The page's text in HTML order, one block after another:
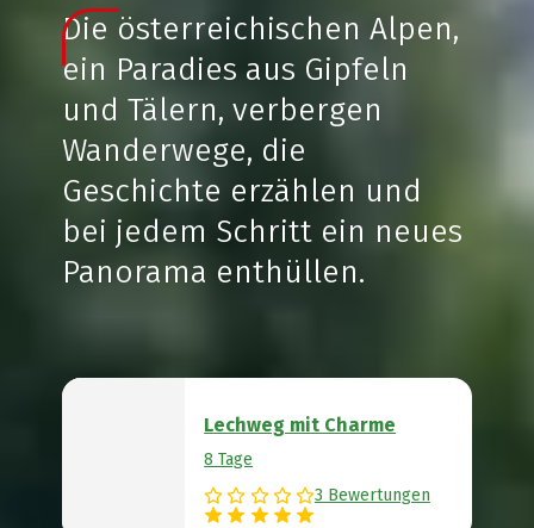
Die österreichischen Alpen,
ein Paradies aus Gipfeln
und Tälern, verbergen
Wanderwege, die
Geschichte erzählen und
bei jedem Schritt ein neues
Panorama enthüllen.
Lechweg mit Charme
8 Tage
3 Bewertungen